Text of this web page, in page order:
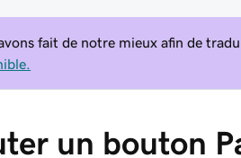
fait de notre mieux afin de
un bouton